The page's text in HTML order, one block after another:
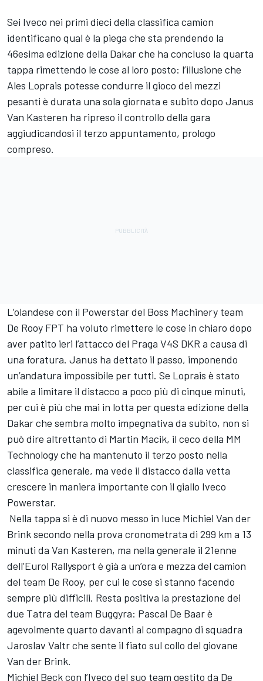
Sei Iveco nei primi dieci della classifica camion
identificano qual è la piega che sta prendendo la
46esima edizione della Dakar che ha concluso la quarta
tappa rimettendo le cose al loro posto: l’illusione che
Ales Loprais potesse condurre il gioco dei mezzi
pesanti è durata una sola giornata e subito dopo Janus
Van Kasteren ha ripreso il controllo della gara
aggiudicandosi il terzo appuntamento, prologo
compreso.
L’olandese con il Powerstar del Boss Machinery team
De Rooy FPT ha voluto rimettere le cose in chiaro dopo
aver patito ieri l’attacco del Praga V4S DKR a causa di
una foratura. Janus ha dettato il passo, imponendo
un’andatura impossibile per tutti. Se Loprais è stato
abile a limitare il distacco a poco più di cinque minuti,
per cui è più che mai in lotta per questa edizione della
Dakar che sembra molto impegnativa da subito, non si
può dire altrettanto di Martin Macik, il ceco della MM
Technology che ha mantenuto il terzo posto nella
classifica generale, ma vede il distacco dalla vetta
crescere in maniera importante con il giallo Iveco
Powerstar.
Nella tappa si è di nuovo messo in luce Michiel Van der
Brink secondo nella prova cronometrata di 299 km a 13
minuti da Van Kasteren, ma nella generale il 21enne
dell’Eurol Rallysport è già a un’ora e mezza del camion
del team De Rooy, per cui le cose si stanno facendo
sempre più difficili. Resta positiva la prestazione dei
due Tatra del team Buggyra: Pascal De Baar è
agevolmente quarto davanti al compagno di squadra
Jaroslav Valtr che sente il fiato sul collo del giovane
Van der Brink.
Michiel Beck con l’Iveco del suo team gestito da De